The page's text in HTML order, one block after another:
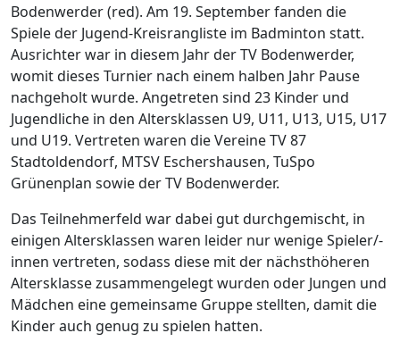
Bodenwerder (red). Am 19. September fanden die
Spiele der Jugend-Kreisrangliste im Badminton statt.
Ausrichter war in diesem Jahr der TV Bodenwerder,
womit dieses Turnier nach einem halben Jahr Pause
nachgeholt wurde. Angetreten sind 23 Kinder und
Jugendliche in den Altersklassen U9, U11, U13, U15, U17
und U19. Vertreten waren die Vereine TV 87
Stadtoldendorf, MTSV Eschershausen, TuSpo
Grünenplan sowie der TV Bodenwerder.
Das Teilnehmerfeld war dabei gut durchgemischt, in
einigen Altersklassen waren leider nur wenige Spieler/-
innen vertreten, sodass diese mit der nächsthöheren
Altersklasse zusammengelegt wurden oder Jungen und
Mädchen eine gemeinsame Gruppe stellten, damit die
Kinder auch genug zu spielen hatten.